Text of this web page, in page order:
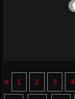
« 1 2 3 4